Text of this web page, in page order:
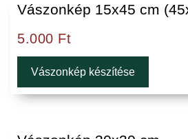
Vászonkép 15x45 cm
5.000 Ft
Vászonkép készítése